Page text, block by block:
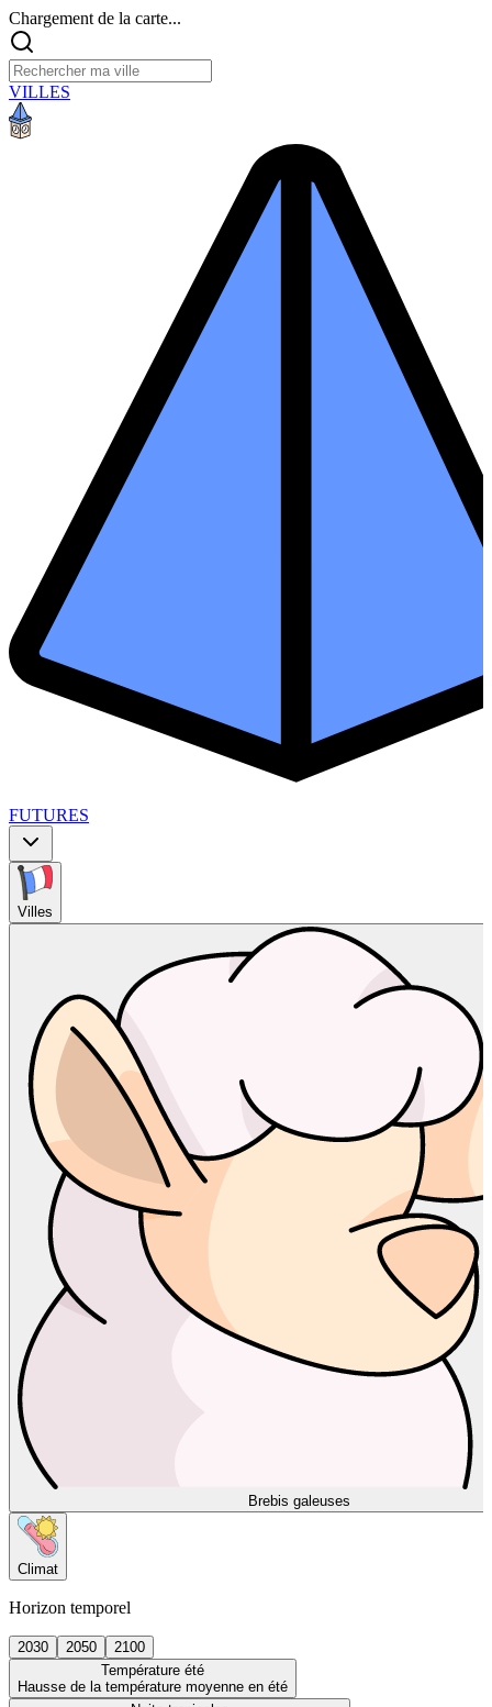
Chargement de la carte...
VILLES
FUTURES
Villes
Brebis galeuses
Climat
Horizon temporel
2030 2050
2100
Température été
Hausse de la température moyenne en été